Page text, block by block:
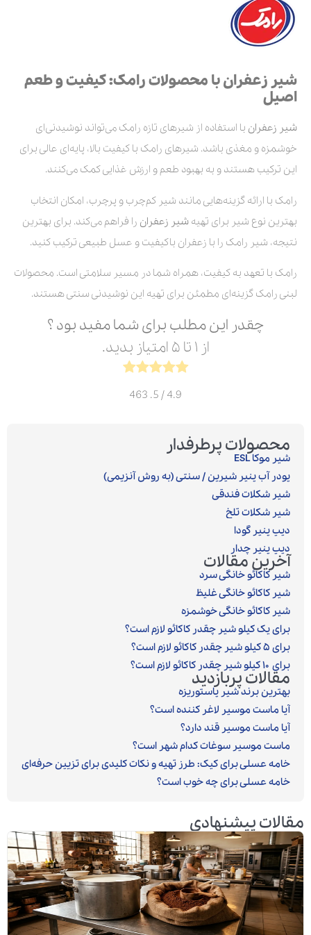
شیر زعفران با محصولات رامک: کیفیت و طعم
اصیل
شیر زعفران با استفاده از شیرهای تازه رامک می‌تواند نوشیدنی‌ای
خوشمزه و مغذی باشد. شیرهای رامک با کیفیت بالا، پایه‌ای عالی برای
این ترکیب هستند و به بهبود طعم و ارزش غذایی کمک می‌کنند.
رامک با ارائه گزینه‌هایی مانند شیر کم‌چرب و پرچرب، امکان انتخاب
بهترین نوع شیر برای تهیه شیر زعفران را فراهم می‌کند. برای بهترین
نتیجه، شیر رامک را با زعفران باکیفیت و عسل طبیعی ترکیب کنید.
رامک با تعهد به کیفیت، همراه شما در مسیر سلامتی است. محصولات
لبنی رامک گزینه‌ای مطمئن برای تهیه این نوشیدنی سنتی هستند.
چقدر این مطلب برای شما مفید بود ؟
از ۱ تا ۵ امتیاز بدید.
4.9
/ 5.
463
محصولات پرطرفدار
شیر موکا ESL
پودر آب پنیر شیرین / سنتی (به روش آنزیمی)‎
شیر شکلات فندقی
شیر شکلات تلخ
دیپ پنیر گودا
دیپ پنیر چدار
آخرین مقالات
شیر کاکائو خانگی سرد
شیر کاکائو خانگی غلیظ
شیر کاکائو خانگی خوشمزه
برای یک کیلو شیر چقدر کاکائو لازم است؟
برای ۵ کیلو شیر چقدر کاکائو لازم است؟
برای ۱۰ کیلو شیر چقدر کاکائو لازم است؟
مقالات پربازدید
بهترین برند شیر پاستوریزه
آیا ماست موسیر لاغر کننده است؟
آیا ماست موسیر قند دارد؟
ماست موسیر سوغات کدام شهر است؟
خامه عسلی برای کیک: طرز تهیه و نکات کلیدی برای تزیین حرفه‌ای
خامه عسلی برای چه خوب است؟
مقالات پیشنهادی